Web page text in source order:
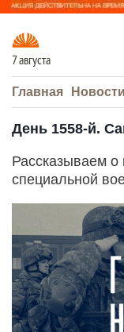
7 августа
Главная
День 1558-й.
Рассказываем о
специальной